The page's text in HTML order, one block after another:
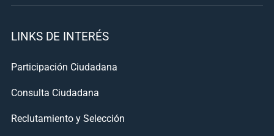
LINKS DE INTERÉS
Participación Ciudadana
Consulta Ciudadana
Reclutamiento y Selección